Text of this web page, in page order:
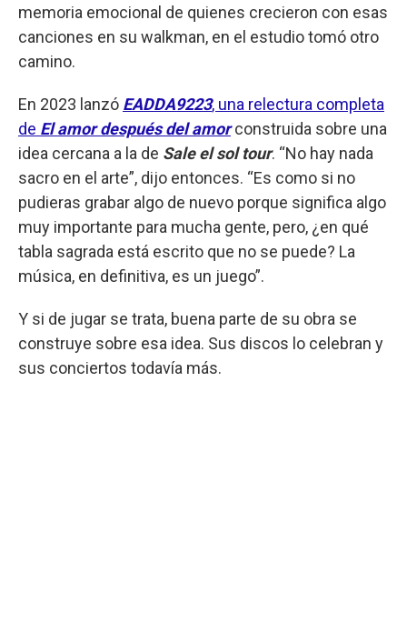
memoria emocional de quienes crecieron con esas
canciones en su walkman, en el estudio tomó otro
camino.
En 2023 lanzó EADDA9223, una relectura completa
de El amor después del amorconstruida sobre una
idea cercana a la de Sale el sol tour. “No hay nada
sacro en el arte”, dijo entonces. “Es como si no
pudieras grabar algo de nuevo porque significa algo
muy importante para mucha gente, pero, ¿en qué
tabla sagrada está escrito que no se puede? La
música, en definitiva, es un juego”.
Y si de jugar se trata, buena parte de su obra se
construye sobre esa idea. Sus discos lo celebran y
sus conciertos todavía más.